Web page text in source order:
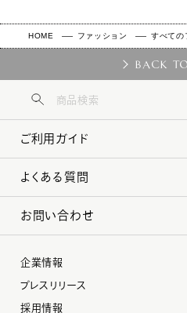
HOME ファッション すべての
BACK
ご利用ガイド
よくある質問
お問い合わせ
企業情報
プレスリリース
採用情報